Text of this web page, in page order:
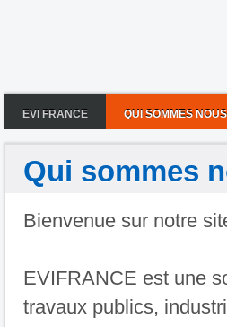
EVI FRANCE QUI SOMMES NOUS
Qui sommes
Bienvenue sur notre
EVIFRANCE est une
travaux publics,